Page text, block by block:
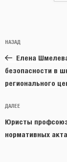
по
записям
Предыдущая
запись:
НАЗАД
Елена
безопасности в
регионального
Следующая
запись
ДАЛЕЕ
Юристы
нормативных